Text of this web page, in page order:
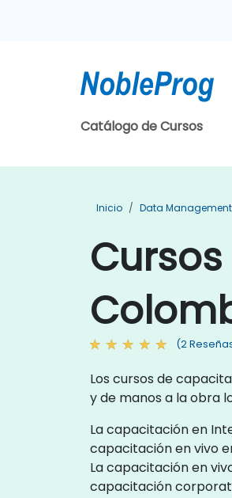
Catálogo de Cursos
Inicio Data
(2
Los cursos de
y de manos a la obra
La capacitación en
capacitación en vivo
La capacitación en
capacitación